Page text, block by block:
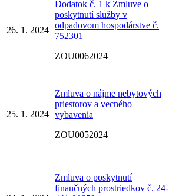
26. 1. 2024
Dodatok č. 1 k Zmluve o
poskytnutí služby v
odpadovom hospodárstve č.
752301
ZOU0062024
25. 1. 2024
Zmluva o nájme nebytových
priestorov a vecného
vybavenia
ZOU0052024
Zmluva o poskytnutí
finančných prostriedkov č. 24-